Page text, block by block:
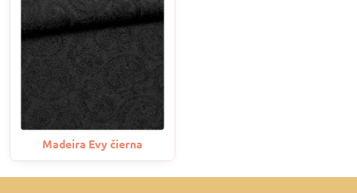
Madeira Evy čierna